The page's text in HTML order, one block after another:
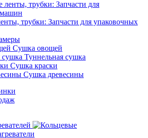
трубки: Запчасти для упаковочных
Сушка овощей
Туннельная сушка
Сушка краски
Сушка древесины